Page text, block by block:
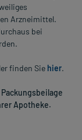
Arzneimittel.
bei
finden Sie hier.
Apotheke.